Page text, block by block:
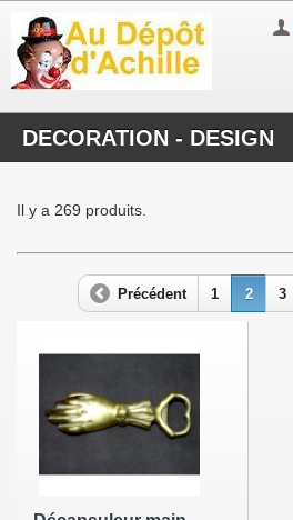
DECORATION - DESIGN
Il y a 269 produits.
Précédent 1 2 3